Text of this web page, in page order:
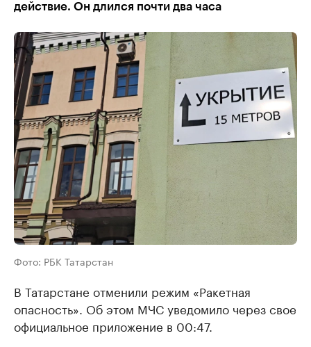
действие. Он длился почти два часа
Фото: РБК Татарстан
В Татарстане отменили режим «Ракетная
опасность». Об этом МЧС уведомило через свое
официальное приложение в 00:47.